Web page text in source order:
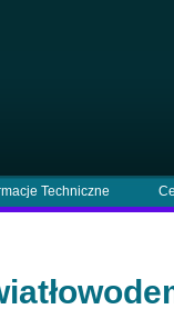
Techniczne